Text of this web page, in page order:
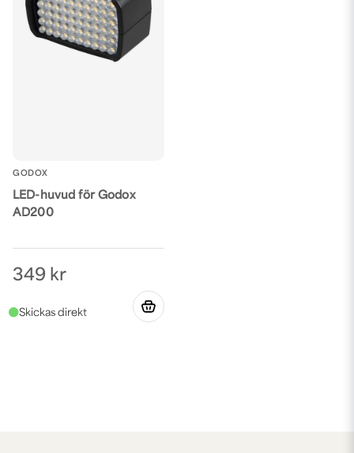
GODOX
LED-huvud för Godox
AD200
349 kr